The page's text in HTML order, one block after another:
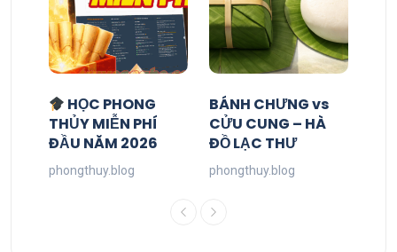
HỌC PHONG
THỦY MIỄN PHÍ
ĐẦU NĂM 2026
phongthuy.blog
BÁNH CHƯNG vs
CỬU CUNG – HÀ
ĐỒ LẠC THƯ
phongthuy.blog